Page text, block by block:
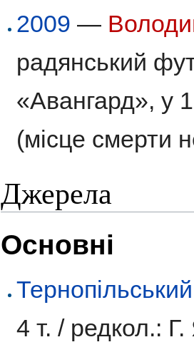
2009 —
радянський
«Авангард», у
(місце смерти
Джерела
Основні
4 т. /редкол.: Г.